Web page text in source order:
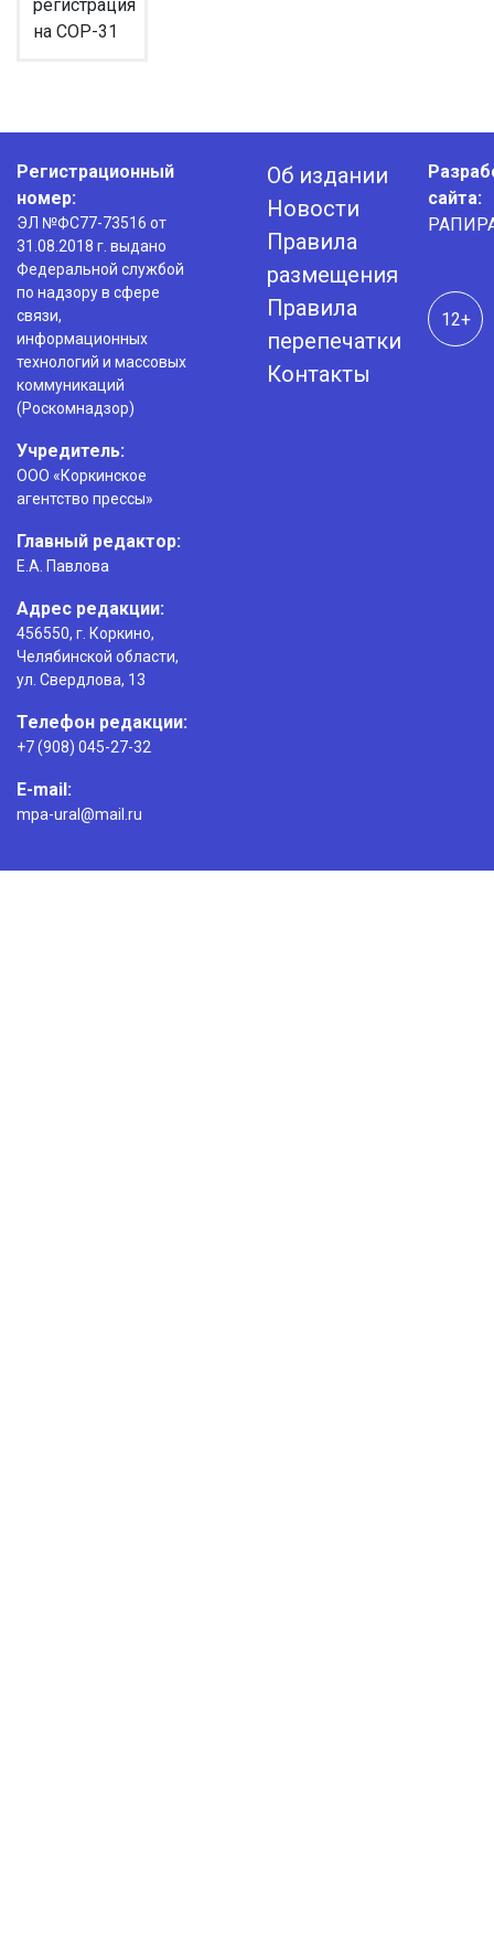
регистрация
на COP-31
Регистрационный
номер:
ЭЛ №ФС77-73516 от
31.08.2018 г. выдано
Федеральной службой
по надзору в сфере
связи,
информационных
технологий и массовых
коммуникаций
(Роскомнадзор)
Учредитель:
ООО «Коркинское
агентство прессы»
Главный редактор:
Е.А. Павлова
Адрес редакции:
456550, г. Коркино,
Челябинской области,
ул. Свердлова, 13
Телефон редакции:
+7 (908) 045-27-32
E-mail:
mpa-ural@mail.ru
Об издании
Новости
Правила
размещения
Правила
перепечатки
Контакты
сайта:
12+